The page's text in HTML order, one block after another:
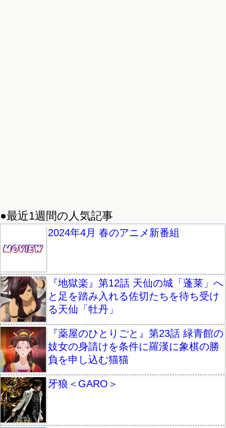
●最近1週間の人気記事
2024年4月 春のアニメ新番組
『地獄楽』第12話 天仙の城「蓬莱」へ
と足を踏み入れる佐切たちを待ち受け
る天仙「牡丹」
『薬屋のひとりごと』第23話 緑青館の
妓女の身請けを条件に羅漢に象棋の勝
負を申し込む猫猫
牙狼＜GARO＞